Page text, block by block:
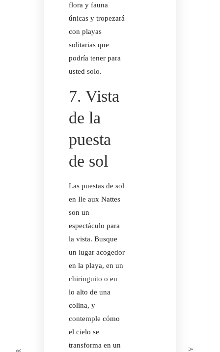
flora y fauna
únicas y tropezará
con playas
solitarias que
podría tener para
usted solo.
7. Vista
de la
puesta
de sol
Las puestas de sol
en Ile aux Nattes
son un
espectáculo para
la vista. Busque
un lugar acogedor
en la playa, en un
chiringuito o en
lo alto de una
colina, y
contemple cómo
el cielo se
transforma en un